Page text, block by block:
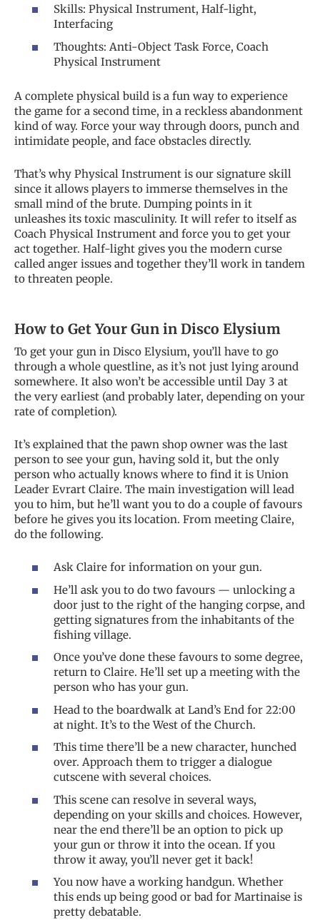
Skills: Physical Instrument, Half-light,
Interfacing
Thoughts: Anti-Object Task Force, Coach
Physical Instrument
A complete physical build is a fun way to experience
the game for a second time, in a reckless abandonment
kind of way. Force your way through doors, punch and
intimidate people, and face obstacles directly.
That’s why Physical Instrument is our signature skill
since it allows players to immerse themselves in the
small mind of the brute. Dumping points in it
unleashes its toxic masculinity. It will refer to itself as
Coach Physical Instrument and force you to get your
act together. Half-light gives you the modern curse
called anger issues and together they’ll work in tandem
to threaten people.
How to Get Your Gun in Disco Elysium
To get your gun in Disco Elysium, you’ll have to go
through a whole questline, as it’s not just lying around
somewhere. It also won’t be accessible until Day 3 at
the very earliest (and probably later, depending on your
rate of completion).
It’s explained that the pawn shop owner was the last
person to see your gun, having sold it, but the only
person who actually knows where to find it is Union
Leader Evrart Claire. The main investigation will lead
you to him, but he’ll want you to do a couple of favours
before he gives you its location. From meeting Claire,
do the following.
Ask Claire for information on your gun.
He’ll ask you to do two favours — unlocking a
door just to the right of the hanging corpse, and
getting signatures from the inhabitants of the
fishing village.
Once you’ve done these favours to some degree,
return to Claire. He’ll set up a meeting with the
person who has your gun.
Head to the boardwalk at Land’s End for 22:00
at night. It’s to the West of the Church.
This time there’ll be a new character, hunched
over. Approach them to trigger a dialogue
cutscene with several choices.
This scene can resolve in several ways,
depending on your skills and choices. However,
near the end there’ll be an option to pick up
your gun or throw it into the ocean. If you
throw it away, you’ll never get it back!
You now have a working handgun. Whether
this ends up being good or bad for Martinaise is
pretty debatable.